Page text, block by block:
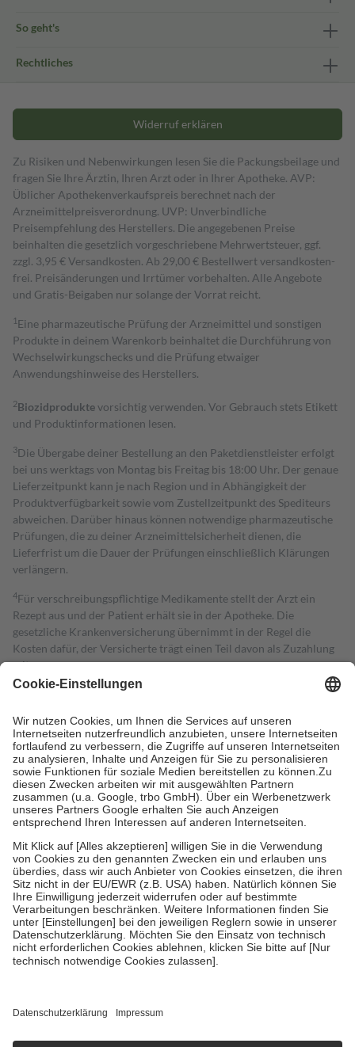
So geht's
Rechtliches
Widerruf erklären
Zu Risiken und Nebenwirkungen lesen Sie die Packungsbeilage und
fragen Sie Ihre Ärztin, Ihren Arzt oder in Ihrer Apotheke. AVP:
Üblicher Apothekenverkaufspreis berechnet nach der
Arzneimittelpreisverordnung. UVP: Unverbindliche
Preisempfehlung des Herstellers. Die angegebenen Preise
beinhalten die gesetzlich vorgeschriebene Mehrwertsteuer, ggf.
zzgl. 3,95 € Versandkosten. Ab 29,00 € Bestell­wert versand­kosten­
frei. Preisänderungen und Irrtümer vorbehalten. Alle Angebote
und Gratis-Beigaben nur solange der Vorrat reicht.
1 Eine pharmazeutische Prüfung der Arzneimittel und sonstigen
Produkte in deinem Warenkorb beinhaltet die Durchführung von
Wechselwirkungschecks und die Prüfung etwaiger
Anwendungshinweise des Herstellers.
2Biozidproduktevorsichtig verwenden. Vor Gebrauch stets Etikett
und Produktinformationen lesen.
3Die Übergabe deiner Bestellung an den Paketdienstleister erfolgt
bei uns werktags von Montag bis Freitag bis 18:00 Uhr. Der genaue
Lieferzeitpunkt kann je nach Region und in Abhängigkeit der
Produktverfügbarkeit sowie vom Zustellzeitpunkt des Spediteurs
abweichen. Darüber hinaus können notwendige pharmazeutische
Prüfungen, die zu deiner Arzneimittelsicherheit dienen, die
Lieferfrist um die Dauer der Prüfungen einschließlich Klärungen
verlängern.
4Für verschreibungspflichtige Medikamente stellt der Arzt ein
Rezept aus und der Patient erhält sie in der Apotheke. Die
gesetzliche Krankenversicherung übernimmt in der Regel die
Kosten dafür, der Versicherte trägt einen Teil davon als Zuzahlung
mit.
Grundsätzlich leisten Mitglieder Zuzahlungen in Höhe von zehn
höchstens zehn Euro.
Es sind jedoch nie mehr als die tatsächlichen
Kosten der Leistung zu entrichten.
Diese Regeln gelten grundsätzlich auch für Online-Apotheken.
Bei Heilmitteln und häuslicher Krankenpflege beträgt die
Zuzahlung zehn Prozent der Kosten sowie zehn Euro je
Verordnung.
Um das Engagement der Versicherten für ihre eigene Gesundheit zu
stärken und die besondere Stellung der Familie zu unterstützen,
fallenkeine Zuzahlungenan bei:
• Kindern und Jugendlichen bis zum vollendeten 18. Lebensjahr
mit Ausnahme der Fahrkosten
• Untersuchungen zur Vorsorge und Früherkennung, die von der
GKV getragen werden
• empfohlenen Schutzimpfungen
• Harn- und Blutteststreifen
getroffen, um sicherzustellen, dass es sich um echte Bewertungen
https://help.etrusted.com/hc/de/articles/4419944605341